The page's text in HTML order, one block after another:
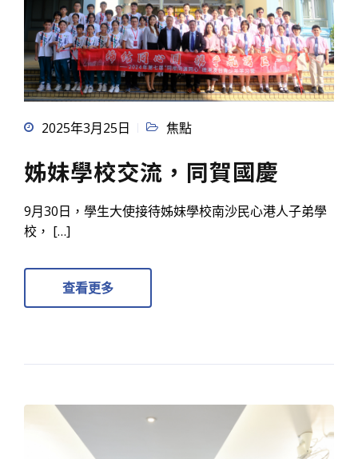
2025年3月25日 焦點
姊妹學校交流，同賀國慶
9月30日，學生大使接待姊妹學校南沙民心港人子弟學
校， […]
查看更多